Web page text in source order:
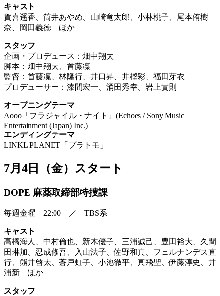
キャスト
賀喜遥香、筒井あやめ、山崎竜太郎、小林桃子、尾本侑樹
奈、岡田義徳 ほか
スタッフ
企画・プロデュース：畑中翔太
脚本：畑中翔太、首藤凜
監督：首藤凜、林隆行、井口昇、井樫彩、福田芽衣
プロデューサー：漆間宏一、涌田秀幸、岩上貴則
オープニングテーマ
Aooo「フラジャイル・ナイト」(Echoes / Sony Music
Entertainment (Japan) Inc.)
エンディングテーマ
LINKL PLANET「プラトモ」
7月4日（金）スタート
DOPE 麻薬取締部特捜課
毎週金曜 22:00 ／ TBS系
キャスト
髙橋海人、中村倫也、新木優子、三浦誠己、豊田裕大、久間
田琳加、忍成修吾、入山法子、佐野和真、フェルナンデス直
行、熊井啓太、蒼戸虹子、小池徹平、真飛聖、伊藤淳史、井
浦新 ほか
スタッフ